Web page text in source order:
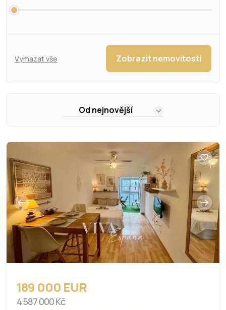
Vymazat vše Zobrazit nemovitosti
Od nejnovější
189 000 EUR
4 587 000 Kč